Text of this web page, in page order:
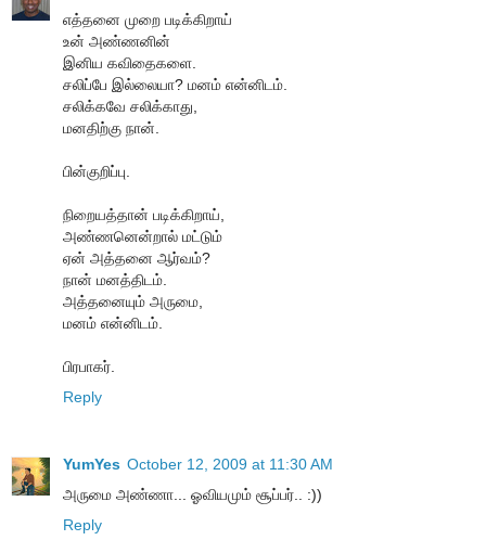
எத்தனை முறை படிக்கிறாய்
உன் அண்ணனின்
இனிய கவிதைகளை.
சலிப்பே இல்லையா? மனம் என்னிடம்.
சலிக்கவே சலிக்காது,
மனதிற்கு நான்.
பின்குறிப்பு.
நிறையத்தான் படிக்கிறாய்,
அண்ணனென்றால் மட்டும்
ஏன் அத்தனை ஆர்வம்?
நான் மனத்திடம்.
அத்தனையும் அருமை,
மனம் என்னிடம்.
பிரபாகர்.
Reply
YumYes October 12, 2009 at 11:30 AM
அருமை அண்ணா... ஓவியமும் சூப்பர்.. :))
Reply